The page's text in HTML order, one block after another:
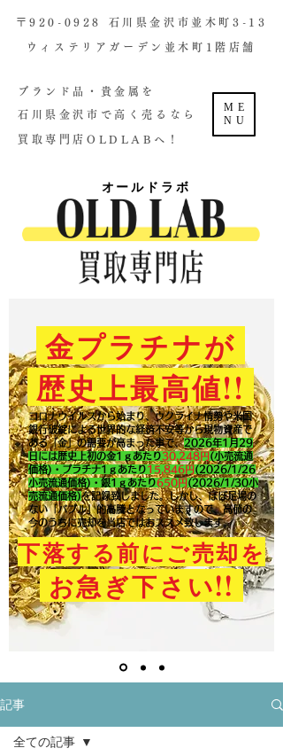
ME
NU
金プラチナが
歴史上最高値!!
コロナウイルスから始まり、ウクライナ情勢や米国
銀行破綻による世界的な経済不安等から現物資産で
ある「金」の需要が高まった事で、2026年1月29
日には歴史上初の金1ｇあたり30,248円 (小売流通
価格)・プラチナ1ｇあたり15,846円 (2026/1/26
小売流通価格)・銀1ｇあたり650円 (2026/1/30小
売流通価格)を記録致しました。​しかし、ほぼ足場の
ない「バブル」的高騰となっていますので、高値の
今のうちに売却を当店ではおススメ致します。
下落する前にご売却を
お急ぎ下さい!!
​〒920-0928 石川県金沢市並木町3-13
ウィステリアガーデン並木町1階店舗​
ブランド品・貴金属を
石川県金沢市で高く売るなら
買取専門店OLDLABへ！
オールドラボ
記事
全ての記事